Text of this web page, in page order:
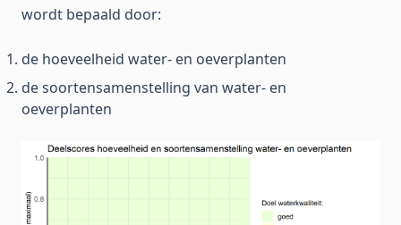
wordt bepaald door:
de hoeveelheid water- en oeverplanten
de soortensamenstelling van water- en
oeverplanten